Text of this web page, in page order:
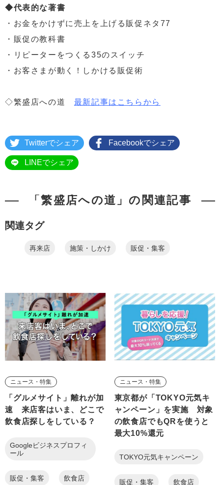
◆代表的な著書
・お金をかけずに売上を上げる販促ネタ77
・販促の教科書
・リピーターをつくる35のスイッチ
・お客さまが動く！しかける販促術
◇繁盛店への道 最新記事はこちらから
Twitterでシェア Facebookでシェア
LINEでシェア
「繁盛店への道」の関連記事
関連タグ
再来店 施策・しかけ 販促・集客
ニュース・特集
「グルメサイト」離れが加
速 来店客はいま、どこで
飲食店探しをしている？
Googleビジネスプロフィ
ール
販促・集客 飲食店
ニュース・特集
東京都が「TOKYO元気キ
ャンペーン」を実施 対象
の飲食店でもQRを使うと
最大10%還元
TOKYO元気キャンペーン
販促・集客 飲食店